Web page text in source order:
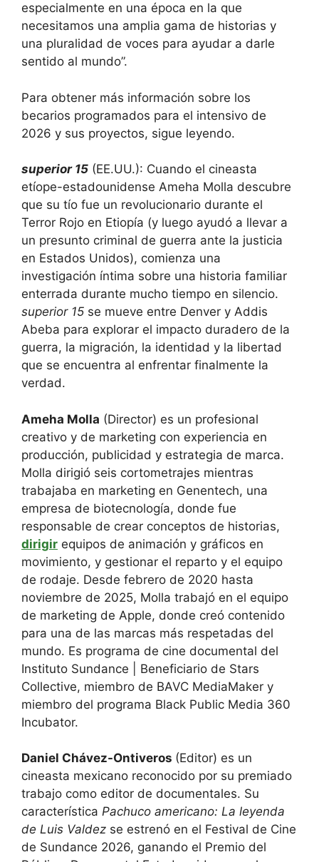
especialmente en una época en la que
necesitamos una amplia gama de historias y
una pluralidad de voces para ayudar a darle
sentido al mundo”.
Para obtener más información sobre los
becarios programados para el intensivo de
2026 y sus proyectos, sigue leyendo.
superior 15 (EE.UU.): Cuando el cineasta
etíope-estadounidense Ameha Molla descubre
que su tío fue un revolucionario durante el
Terror Rojo en Etiopía (y luego ayudó a llevar a
un presunto criminal de guerra ante la justicia
en Estados Unidos), comienza una
investigación íntima sobre una historia familiar
enterrada durante mucho tiempo en silencio.
superior 15 se mueve entre Denver y Addis
Abeba para explorar el impacto duradero de la
guerra, la migración, la identidad y la libertad
que se encuentra al enfrentar finalmente la
verdad.
Ameha Molla (Director) es un profesional
creativo y de marketing con experiencia en
producción, publicidad y estrategia de marca.
Molla dirigió seis cortometrajes mientras
trabajaba en marketing en Genentech, una
empresa de biotecnología, donde fue
responsable de crear conceptos de historias,
dirigir equipos de animación y gráficos en
movimiento, y gestionar el reparto y el equipo
de rodaje. Desde febrero de 2020 hasta
noviembre de 2025, Molla trabajó en el equipo
de marketing de Apple, donde creó contenido
para una de las marcas más respetadas del
mundo. Es programa de cine documental del
Instituto Sundance | Beneficiario de Stars
Collective, miembro de BAVC MediaMaker y
miembro del programa Black Public Media 360
Incubator.
Daniel Chávez-Ontiveros (Editor) es un
cineasta mexicano reconocido por su premiado
trabajo como editor de documentales. Su
característica Pachuco americano: La leyenda
de Luis Valdez se estrenó en el Festival de Cine
de Sundance 2026, ganando el Premio del